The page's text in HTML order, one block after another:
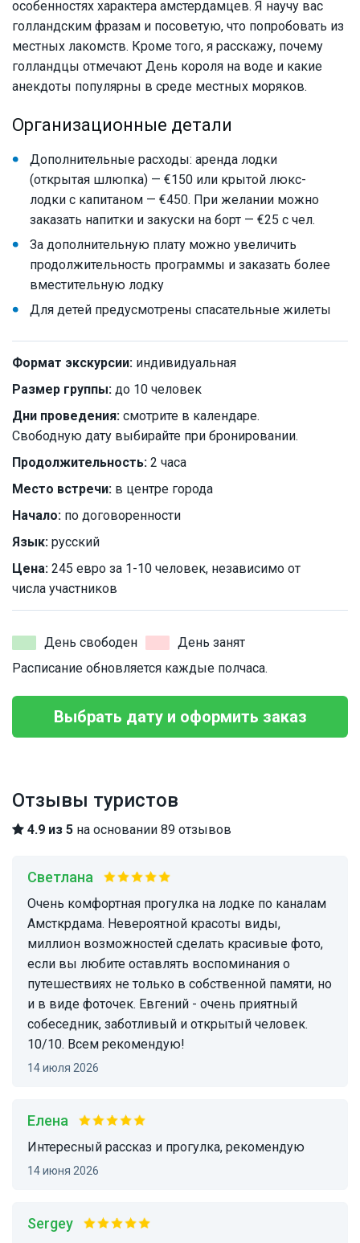
особенностях характера амстердамцев. Я научу вас
голландским фразам и посоветую, что попробовать из
местных лакомств. Кроме того, я расскажу, почему
голландцы отмечают День короля на воде и какие
анекдоты популярны в среде местных моряков.
Организационные детали
Дополнительные расходы: аренда лодки
(открытая шлюпка) — €150 или крытой люкс-
лодки с капитаном — €450. При желании можно
заказать напитки и закуски на борт — €25 с чел.
За дополнительную плату можно увеличить
продолжительность программы и заказать более
вместительную лодку
Для детей предусмотрены спасательные жилеты
Формат экскурсии: индивидуальная
Размер группы: до 10 человек
Дни проведения: смотрите в календаре.
Свободную дату выбирайте при бронировании.
Продолжительность: 2 часа
Место встречи: в центре города
Начало: по договоренности
Язык: русский
Цена: 245 евро за 1-10 человек, независимо от
числа участников
День свободен
День занят
Расписание обновляется каждые полчаса.
Выбрать дату и оформить заказ
Отзывы туристов
4.9 из 5 на основании 89 отзывов
Светлана
Очень комфортная прогулка на лодке по каналам
Амсткрдама. Невероятной красоты виды,
миллион возможностей сделать красивые фото,
если вы любите оставлять воспоминания о
путешествиях не только в собственной памяти, но
и в виде фоточек. Евгений - очень приятный
собеседник, заботливый и открытый человек.
10/10. Всем рекомендую!
14 июля 2026
Елена
интересный рассказ и прогулка, рекомендую
14 июня 2026
Sergey